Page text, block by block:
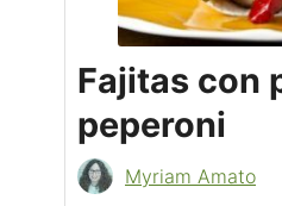
Fajitas con
peperoni
Myriam Amato